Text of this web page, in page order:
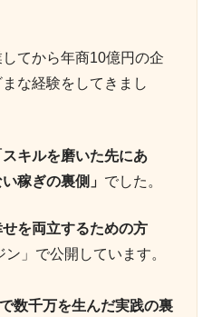
てから年商10億円の企
な経験をしてきまし
スキルを磨いた先にあ
稼ぎの裏側」 でした。
せを両立するための方
」で公開しています。
数千万を生んだ実践の裏